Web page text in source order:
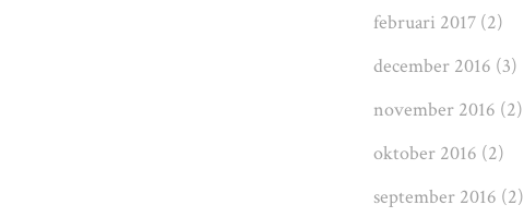
februari 2017 (2)
december 2016 (3)
november 2016 (2)
oktober 2016 (2)
september 2016 (2)